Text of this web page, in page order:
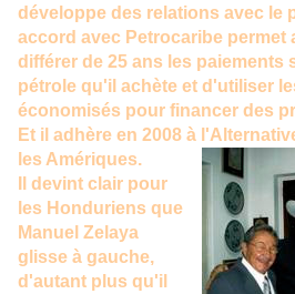
développe des relations avec le
accord avec Petrocaribe permet
différer de 25 ans les paiements
pétrole qu'il achète et d'utiliser
économisés pour financer des
Et il adhère en 2008 à
les Amériques.
Il devint clair pour
les Honduriens que
Manuel Zelaya
glisse à gauche,
d'autant plus qu'il